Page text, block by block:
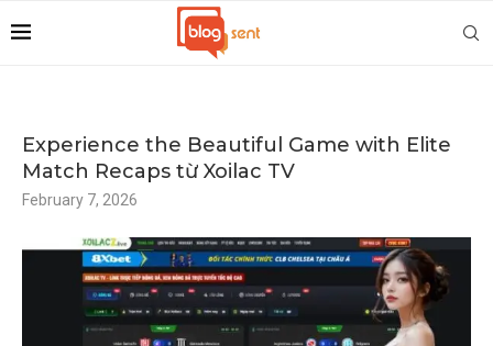
Experience the Beautiful Game with Elite
Match Recaps từ Xoilac TV
February 7, 2026